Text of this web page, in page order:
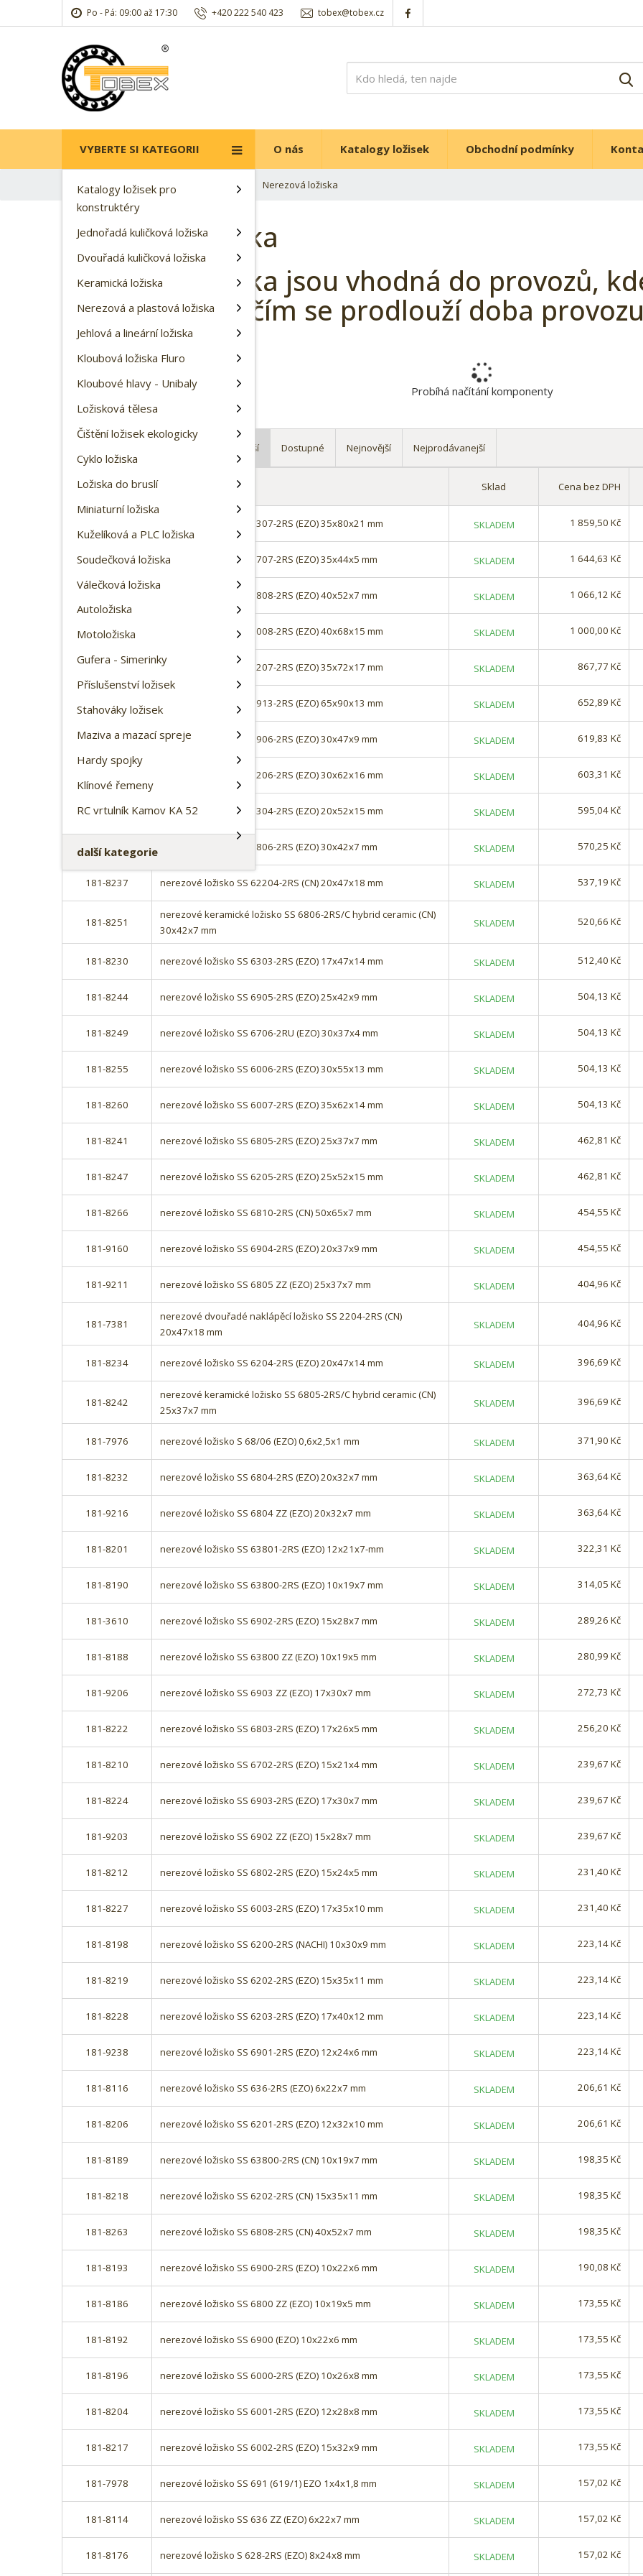
Po - Pá: 09:00 až 17:30 +420 222 540 423 tobex@tobex.cz
VYBERTE SI KATEGORII
Katalogy ložisek pro
konstruktéry
Jednořadá kuličková ložiska
Dvouřadá kuličková ložiska
Keramická ložiska
Nerezová a plastová ložiska
Jehlová a lineární ložiska
Kloubová ložiska Fluro
Kloubové hlavy - Unibaly
Ložisková tělesa
Čištění ložisek ekologicky
Cyklo ložiska
Ložiska do bruslí
Miniaturní ložiska
Kuželíková a PLC ložiska
Soudečková ložiska
Válečková ložiska
Autoložiska
Motoložiska
Gufera - Simerinky
Příslušenství ložisek
Stahováky ložisek
Maziva a mazací spreje
Hardy spojky
Klínové řemeny
RC vrtulník Kamov KA 52
další kategorie
O nás Katalogy ložisek Obchodní podmínky
Ú
o
d
í
s
r
n
a
Nerezová a plastová ložiska Nerezová ložiska
Nerezová ložiska
Nerezová ložiska jsou vhodná do provozů,
styku s vodou, čím se prodlouží doba
Probíhá načítání komponenty
Nejdražší Dostupné Nejnovější
Nejprodávanejší
Kód produktu Sklad Cena bez DPH
nerezové ložisko SS 6307-2RS (EZO) 35x80x21 mm SKLADEM 1 859,50 Kč
181-9299 nerezové ložisko SS 6707-2RS (EZO) 35x44x5 mm SKLADEM 1 644,63 Kč
nerezové ložisko SS 6808-2RS (EZO) 40x52x7 mm SKLADEM 1 066,12 Kč
181-8265 nerezové ložisko SS 6008-2RS (EZO) 40x68x15 mm SKLADEM 1 000,00 Kč
181-8261 nerezové ložisko SS 6207-2RS (EZO) 35x72x17 mm SKLADEM 867,77 Kč
181-8267 nerezové ložisko SS 6913-2RS (EZO) 65x90x13 mm SKLADEM 652,89 Kč
181-8252 nerezové ložisko SS 6906-2RS (EZO) 30x47x9 mm SKLADEM 619,83 Kč
nerezové ložisko SS 6206-2RS (EZO) 30x62x16 mm SKLADEM 603,31 Kč
181-8236 nerezové ložisko SS 6304-2RS (EZO) 20x52x15 mm SKLADEM 595,04 Kč
181-8250 nerezové ložisko SS 6806-2RS (EZO) 30x42x7 mm SKLADEM 570,25 Kč
181-8237 nerezové ložisko SS 62204-2RS (CN) 20x47x18 mm SKLADEM 537,19 Kč
181-8251
nerezové keramické ložisko SS 6806-2RS/C hybrid ceramic (CN)
30x42x7 mm
SKLADEM 520,66 Kč
181-8230 nerezové ložisko SS 6303-2RS (EZO) 17x47x14 mm SKLADEM 512,40 Kč
181-8244 nerezové ložisko SS 6905-2RS (EZO) 25x42x9 mm SKLADEM 504,13 Kč
181-8249 nerezové ložisko SS 6706-2RU (EZO) 30x37x4 mm SKLADEM 504,13 Kč
181-8255 nerezové ložisko SS 6006-2RS (EZO) 30x55x13 mm SKLADEM 504,13 Kč
181-8260 nerezové ložisko SS 6007-2RS (EZO) 35x62x14 mm SKLADEM 504,13 Kč
181-8241 nerezové ložisko SS 6805-2RS (EZO) 25x37x7 mm SKLADEM 462,81 Kč
181-8247 nerezové ložisko SS 6205-2RS (EZO) 25x52x15 mm SKLADEM 462,81 Kč
181-8266 nerezové ložisko SS 6810-2RS (CN) 50x65x7 mm SKLADEM 454,55 Kč
181-9160 nerezové ložisko SS 6904-2RS (EZO) 20x37x9 mm SKLADEM 454,55 Kč
181-9211 nerezové ložisko SS 6805 ZZ (EZO) 25x37x7 mm SKLADEM 404,96 Kč
181-7381
nerezové dvouřadé naklápěcí ložisko SS 2204-2RS (CN)
20x47x18 mm
SKLADEM 404,96 Kč
181-8234 nerezové ložisko SS 6204-2RS (EZO) 20x47x14 mm SKLADEM 396,69 Kč
181-8242
nerezové keramické ložisko SS 6805-2RS/C hybrid ceramic (CN)
25x37x7 mm
SKLADEM 396,69 Kč
181-7976 nerezové ložisko S 68/06 (EZO) 0,6x2,5x1 mm SKLADEM 371,90 Kč
181-8232 nerezové ložisko SS 6804-2RS (EZO) 20x32x7 mm SKLADEM 363,64 Kč
181-9216 nerezové ložisko SS 6804 ZZ (EZO) 20x32x7 mm SKLADEM 363,64 Kč
181-8201 nerezové ložisko SS 63801-2RS (EZO) 12x21x7-mm SKLADEM 322,31 Kč
181-8190 nerezové ložisko SS 63800-2RS (EZO) 10x19x7 mm SKLADEM 314,05 Kč
181-3610 nerezové ložisko SS 6902-2RS (EZO) 15x28x7 mm SKLADEM 289,26 Kč
181-8188 nerezové ložisko SS 63800 ZZ (EZO) 10x19x5 mm SKLADEM 280,99 Kč
181-9206 nerezové ložisko SS 6903 ZZ (EZO) 17x30x7 mm SKLADEM 272,73 Kč
181-8222 nerezové ložisko SS 6803-2RS (EZO) 17x26x5 mm SKLADEM 256,20 Kč
181-8210 nerezové ložisko SS 6702-2RS (EZO) 15x21x4 mm SKLADEM 239,67 Kč
181-8224 nerezové ložisko SS 6903-2RS (EZO) 17x30x7 mm SKLADEM 239,67 Kč
181-9203 nerezové ložisko SS 6902 ZZ (EZO) 15x28x7 mm SKLADEM 239,67 Kč
181-8212 nerezové ložisko SS 6802-2RS (EZO) 15x24x5 mm SKLADEM 231,40 Kč
181-8227 nerezové ložisko SS 6003-2RS (EZO) 17x35x10 mm SKLADEM 231,40 Kč
181-8198 nerezové ložisko SS 6200-2RS (NACHI) 10x30x9 mm SKLADEM 223,14 Kč
181-8219 nerezové ložisko SS 6202-2RS (EZO) 15x35x11 mm SKLADEM 223,14 Kč
181-8228 nerezové ložisko SS 6203-2RS (EZO) 17x40x12 mm SKLADEM 223,14 Kč
181-9238 nerezové ložisko SS 6901-2RS (EZO) 12x24x6 mm SKLADEM 223,14 Kč
181-8116 nerezové ložisko SS 636-2RS (EZO) 6x22x7 mm SKLADEM 206,61 Kč
181-8206 nerezové ložisko SS 6201-2RS (EZO) 12x32x10 mm SKLADEM 206,61 Kč
181-8189 nerezové ložisko SS 63800-2RS (CN) 10x19x7 mm SKLADEM 198,35 Kč
181-8218 nerezové ložisko SS 6202-2RS (CN) 15x35x11 mm SKLADEM 198,35 Kč
181-8263 nerezové ložisko SS 6808-2RS (CN) 40x52x7 mm SKLADEM 198,35 Kč
181-8193 nerezové ložisko SS 6900-2RS (EZO) 10x22x6 mm SKLADEM 190,08 Kč
181-8186 nerezové ložisko SS 6800 ZZ (EZO) 10x19x5 mm SKLADEM 173,55 Kč
181-8192 nerezové ložisko SS 6900 (EZO) 10x22x6 mm SKLADEM 173,55 Kč
181-8196 nerezové ložisko SS 6000-2RS (EZO) 10x26x8 mm SKLADEM 173,55 Kč
181-8204 nerezové ložisko SS 6001-2RS (EZO) 12x28x8 mm SKLADEM 173,55 Kč
181-8217 nerezové ložisko SS 6002-2RS (EZO) 15x32x9 mm SKLADEM 173,55 Kč
181-7978 nerezové ložisko SS 691 (619/1) EZO 1x4x1,8 mm SKLADEM 157,02 Kč
181-8114 nerezové ložisko SS 636 ZZ (EZO) 6x22x7 mm SKLADEM 157,02 Kč
181-8176 nerezové ložisko S 628-2RS (EZO) 8x24x8 mm SKLADEM 157,02 Kč